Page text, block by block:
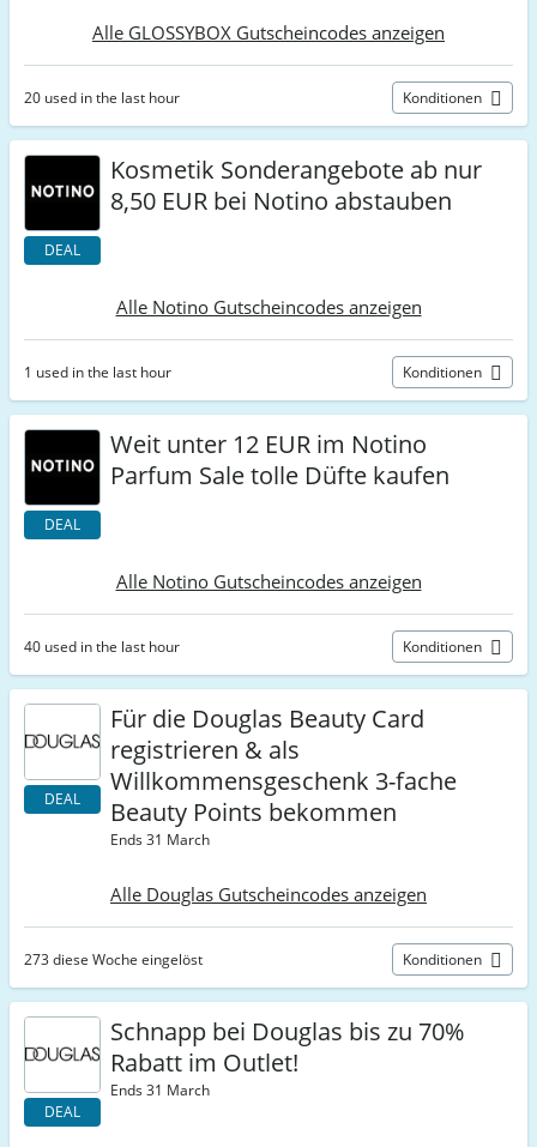
Alle GLOSSYBOX Gutscheincodes anzeigen
20 used in the last hour Konditionen
DEAL
Kosmetik Sonderangebote ab nur
8,50 EUR bei Notino abstauben
Alle Notino Gutscheincodes anzeigen
1 used in the last hour Konditionen
DEAL
Weit unter 12 EUR im Notino
Parfum Sale tolle Düfte kaufen
Alle Notino Gutscheincodes anzeigen
40 used in the last hour Konditionen
DEAL
Für die Douglas Beauty Card
registrieren & als
Willkommensgeschenk 3-fache
Beauty Points bekommen
Ends 31 March
Alle Douglas Gutscheincodes anzeigen
273 diese Woche eingelöst Konditionen
DEAL
Schnapp bei Douglas bis zu 70%
Rabatt im Outlet!
Ends 31 March